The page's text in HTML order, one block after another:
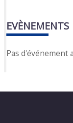
EVÈNEMENTS
Pas d'événement